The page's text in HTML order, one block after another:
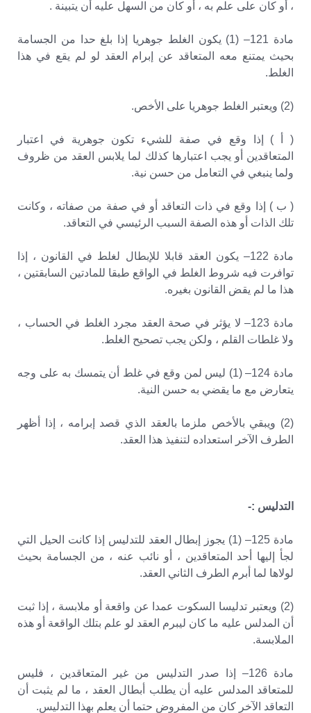
، أو كان على علم به ، أو كان من السهل عليه أن يتبينة .
مادة 121– (1) يكون الغلط جوهريا إذا بلغ حدا من الجسامة
بحيث يمتنع معه المتعاقد عن إبرام العقد لو لم يقع في هذا
الغلط.
(2) ويعتبر الغلط جوهريا على الأخص.
( أ ) إذا وقع في صفة للشيء تكون جوهرية في اعتبار
المتعاقدين أو يجب اعتبارها كذلك لما يلابس العقد من ظروف
ولما ينبغي في التعامل من حسن نية.
( ب ) إذا وقع في ذات التعاقد أو في صفة من صفاته ، وكانت
تلك الذات أو هذه الصفة السبب الرئيسي في التعاقد.
مادة 122– يكون العقد قابلا للإبطال لغلط في القانون ، إذا
توافرت فيه شروط الغلط في الواقع طبقا للمادتين السابقتين ،
هذا ما لم يقض القانون بغيره.
مادة 123– لا يؤثر في صحة العقد مجرد الغلط في الحساب ،
ولا غلطات القلم ، ولكن يجب تصحيح الغلط.
مادة 124– (1) ليس لمن وقع في غلط أن يتمسك به على وجه
يتعارض مع ما يقضي به حسن النية.
(2) ويبقي بالأخص ملزما بالعقد الذي قصد إبرامه ، إذا أظهر
الطرف الآخر استعداده لتنفيذ هذا العقد.
التدليس :-
مادة 125– (1) يجوز إبطال العقد للتدليس إذا كانت الحيل التي
لجأ إليها أحد المتعاقدين ، أو نائب عنه ، من الجسامة بحيث
لولاها لما أبرم الطرف الثاني العقد.
(2) ويعتبر تدليسا السكوت عمدا عن واقعة أو ملابسة ، إذا ثبت
أن المدلس عليه ما كان ليبرم العقد لو علم بتلك الواقعة أو هذه
الملابسة.
مادة 126– إذا صدر التدليس من غير المتعاقدين ، فليس
للمتعاقد المدلس عليه أن يطلب أبطال العقد ، ما لم يثبت أن
التعاقد الآخر كان من المفروض حتما أن يعلم بهذا التدليس.